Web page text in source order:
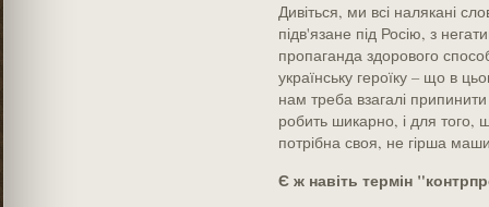
Дивіться, ми всі налякані
підв'язане під Росію, з
пропаганда здорового
українську героїку – що в
нам треба взагалі
робить шикарно, і для того,
потрібна своя, не гірша
Є ж навіть термін